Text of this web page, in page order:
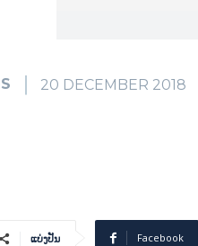
20 DECEMBER 2018
ແບ່ງປັນ Facebook